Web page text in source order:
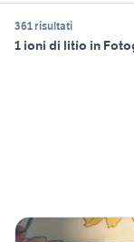
361 risultati
1 ioni di litio in